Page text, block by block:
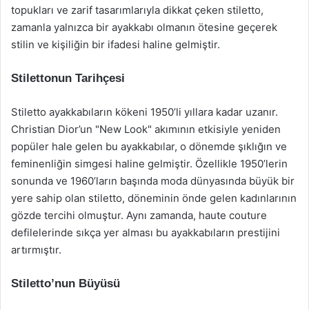
topukları ve zarif tasarımlarıyla dikkat çeken stiletto,
zamanla yalnızca bir ayakkabı olmanın ötesine geçerek
stilin ve kişiliğin bir ifadesi haline gelmiştir.
Stilettonun Tarihçesi
Stiletto ayakkabıların kökeni 1950’li yıllara kadar uzanır.
Christian Dior’un "New Look" akımının etkisiyle yeniden
popüler hale gelen bu ayakkabılar, o dönemde şıklığın ve
feminenliğin simgesi haline gelmiştir. Özellikle 1950’lerin
sonunda ve 1960’ların başında moda dünyasında büyük bir
yere sahip olan stiletto, döneminin önde gelen kadınlarının
gözde tercihi olmuştur. Aynı zamanda, haute couture
defilelerinde sıkça yer alması bu ayakkabıların prestijini
artırmıştır.
Stiletto’nun Büyüsü